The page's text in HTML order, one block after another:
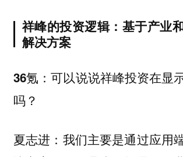
祥峰的投资逻辑：基于产业
解决方案
36氪：可以说说祥峰投资在显
吗？
夏志进：我们主要是通过应用